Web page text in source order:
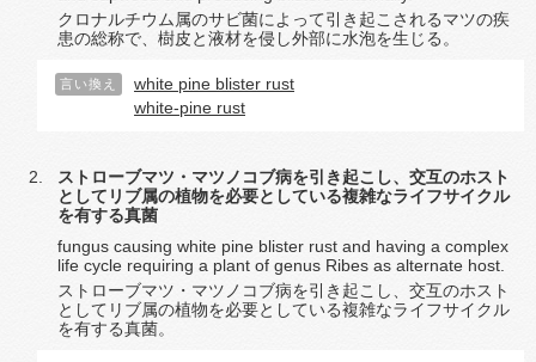
クロナルチウム属のサビ菌によって引き起こされるマツの疾
患の総称で、樹皮と液材を侵し外部に水泡を生じる。
言い換え
white pine blister rust
white-pine rust
ストローブマツ・マツノコブ病を引き起こし、交互のホスト
としてリブ属の植物を必要としている複雑なライフサイクル
を有する真菌
fungus causing white pine blister rust and having a complex
life cycle requiring a plant of genus Ribes as alternate host.
ストローブマツ・マツノコブ病を引き起こし、交互のホスト
としてリブ属の植物を必要としている複雑なライフサイクル
を有する真菌。